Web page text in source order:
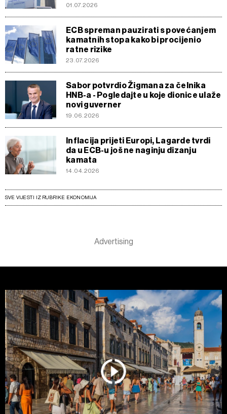
01.07.2026
ECB spreman pauzirati s povećanjem
kamatnih stopa kako bi procijenio
ratne rizike
23.07.2026
Sabor potvrdio Žigmana za čelnika
HNB-a - Pogledajte u koje dionice ulaže
novi guverner
19.06.2026
Inflacija prijeti Europi, Lagarde tvrdi
da u ECB-u još ne naginju dizanju
kamata
14.04.2026
SVE VIJESTI IZ RUBRIKE EKONOMIJA